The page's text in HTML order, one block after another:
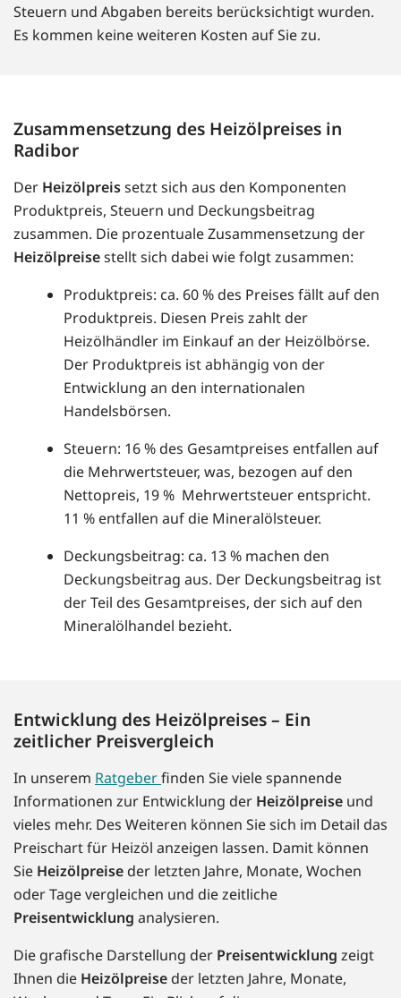
Steuern und Abgaben bereits berücksichtigt wurden.
Es kommen keine weiteren Kosten auf Sie zu.
Zusammensetzung des Heizölpreises in
Radibor
Der Heizölpreissetzt sich aus den Komponenten
Produktpreis, Steuern und Deckungsbeitrag
zusammen. Die prozentuale Zusammensetzung der
Heizölpreisestellt sich dabei wie folgt zusammen:
Produktpreis: ca. 60 % des Preises fällt auf den
Produktpreis. Diesen Preis zahlt der
Heizölhändler im Einkauf an der Heizölbörse.
Der Produktpreis ist abhängig von der
Entwicklung an den internationalen
Handelsbörsen.
Steuern: 16 % des Gesamtpreises entfallen auf
die Mehrwertsteuer, was, bezogen auf den
Nettopreis, 19 % Mehrwertsteuer entspricht.
11 % entfallen auf die Mineralölsteuer.
Deckungsbeitrag: ca. 13 % machen den
Deckungsbeitrag aus. Der Deckungsbeitrag ist
der Teil des Gesamtpreises, der sich auf den
Mineralölhandel bezieht.
Entwicklung des Heizölpreises – Ein
zeitlicher Preisvergleich
In unserem Ratgeberfinden Sie viele spannende
Informationen zur Entwicklung der Heizölpreise und
vieles mehr. Des Weiteren können Sie sich im Detail das
Preischart für Heizöl anzeigen lassen. Damit können
Sie Heizölpreise der letzten Jahre, Monate, Wochen
oder Tage vergleichen und die zeitliche
Preisentwicklung analysieren.
Die grafische Darstellung der Preisentwicklung zeigt
Ihnen die Heizölpreise der letzten Jahre, Monate,